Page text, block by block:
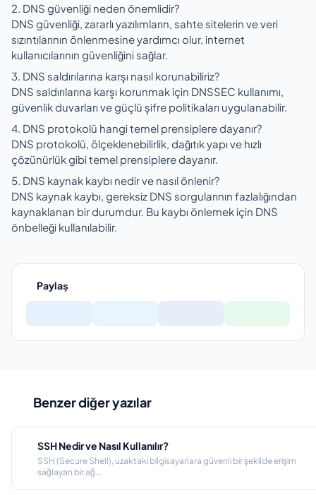
2. DNS güvenliği neden önemlidir?
DNS güvenliği, zararlı yazılımların, sahte sitelerin ve veri
sızıntılarının önlenmesine yardımcı olur, internet
kullanıcılarının güvenliğini sağlar.
3. DNS saldırılarına karşı nasıl korunabiliriz?
DNS saldırılarına karşı korunmak için DNSSEC kullanımı,
güvenlik duvarları ve güçlü şifre politikaları uygulanabilir.
4. DNS protokolü hangi temel prensiplere dayanır?
DNS protokolü, ölçeklenebilirlik, dağıtık yapı ve hızlı
çözünürlük gibi temel prensiplere dayanır.
5. DNS kaynak kaybı nedir ve nasıl önlenir?
DNS kaynak kaybı, gereksiz DNS sorgularının fazlalığından
kaynaklanan bir durumdur. Bu kaybı önlemek için DNS
önbelleği kullanılabilir.
Paylaş
Benzer diğer yazılar
SSH Nedir ve Nasıl Kullanılır?
SSH (Secure Shell), uzaktaki bilgisayarlara güvenli bir şekilde erişim
sağlayan bir ağ...